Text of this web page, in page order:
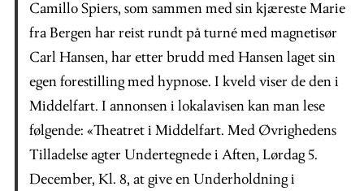
Camillo Spiers, som sammen med sin kjæreste Marie
fra Bergen har reist rundt på turné med magnetisør
Carl Hansen, har etter brudd med Hansen laget sin
egen forestilling med hypnose. I kveld viser de den i
Middelfart. I annonsen i lokalavisen kan man lese
følgende: «Theatret i Middelfart. Med Øvrighedens
Tilladelse agter Undertegnede i Aften, Lørdag 5.
December, Kl. 8, at give en Underholdning i